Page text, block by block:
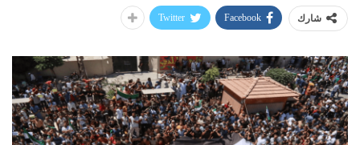
شارك Facebook
Twitter